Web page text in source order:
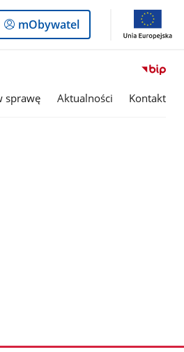
Logowanie
do
mObywatel
sprawę Aktualności Kontakt